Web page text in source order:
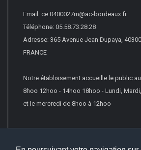
Email: ce.0400027m@ac-bordeaux.fr
Téléphone: 05.58.73.28.28
Adresse: 365 Avenue Jean Dupaya,
FRANCE
Notre établissement accueille le public
8hoo 12hoo - 14hoo 18hoo - Lundi,
et le mercredi de 8hoo à 12hoo